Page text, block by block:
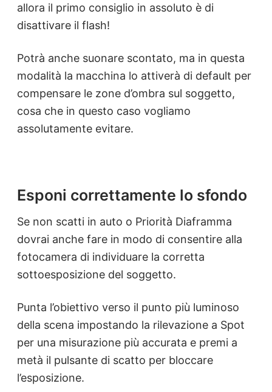
allora il primo consiglio in assoluto è di
disattivare il flash!
Potrà anche suonare scontato, ma in questa
modalità la macchina lo attiverà di default per
compensare le zone d’ombra sul soggetto,
cosa che in questo caso vogliamo
assolutamente evitare.
Esponi correttamente lo sfondo
Se non scatti in auto o Priorità Diaframma
dovrai anche fare in modo di consentire alla
fotocamera di individuare la corretta
sottoesposizione del soggetto.
Punta l’obiettivo verso il punto più luminoso
della scena impostando la rilevazione a Spot
per una misurazione più accurata e premi a
metà il pulsante di scatto per bloccare
l’esposizione.